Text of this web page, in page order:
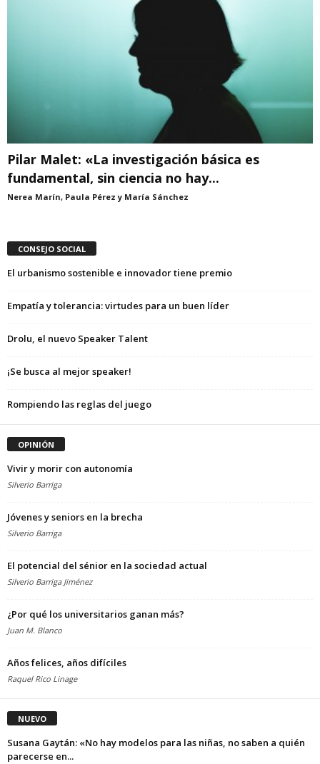
Pilar Malet: «La investigación básica es
fundamental, sin ciencia no hay...
Nerea Marín, Paula Pérez y María Sánchez
CONSEJO SOCIAL
El urbanismo sostenible e innovador tiene premio
Empatía y tolerancia: virtudes para un buen líder
Drolu, el nuevo Speaker Talent
¡Se busca al mejor speaker!
Rompiendo las reglas del juego
OPINIÓN
Vivir y morir con autonomía
Silverio Barriga
Jóvenes y seniors en la brecha
Silverio Barriga
El potencial del sénior en la sociedad actual
Silverio Barriga Jiménez
¿Por qué los universitarios ganan más?
Juan M. Blanco
Años felices, años difíciles
Raquel Rico Linage
NUEVO
Susana Gaytán: «No hay modelos para las niñas, no saben a quién
parecerse en...